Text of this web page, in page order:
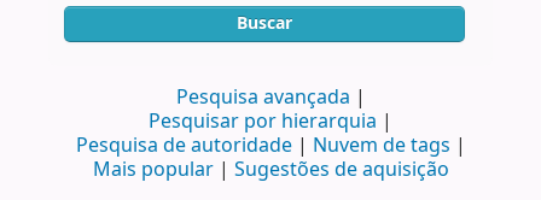
Buscar
Pesquisa avançada
Pesquisar por hierarquia
Pesquisa de autoridade
Nuvem de tags
Mais popular
Sugestões de aquisição